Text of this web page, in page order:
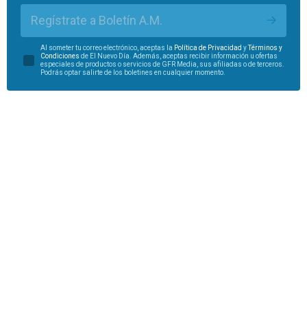
Regístrate a Boletín A.M.
Al someter tu correo electrónico, aceptas la Política de Privacidad yTérminos y
Condiciones de El Nuevo Día. Además, aceptas recibir información u ofertas
especiales de productos o servicios de GFR Media, sus afiliadas o de terceros.
Podrás optar salirte de los boletines en cualquier momento.